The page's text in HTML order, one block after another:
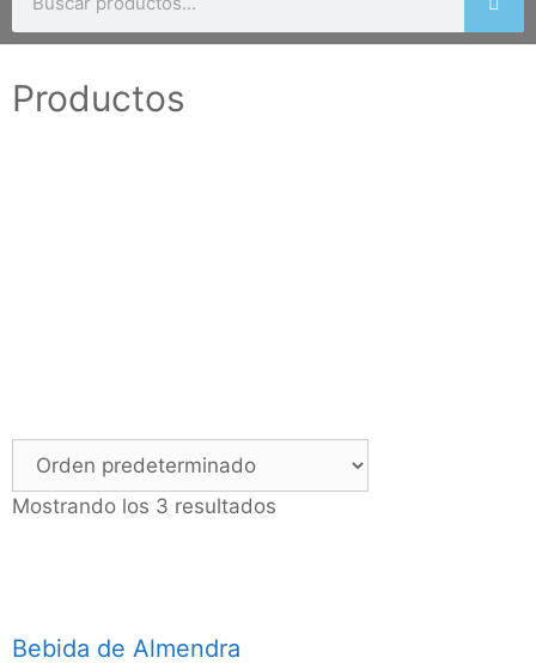
Productos
Mostrando los 3 resultados
Bebida de Almendra